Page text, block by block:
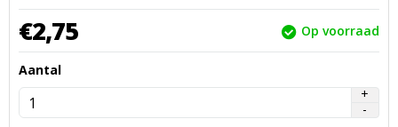
€2,75 Op voorraad
Aantal